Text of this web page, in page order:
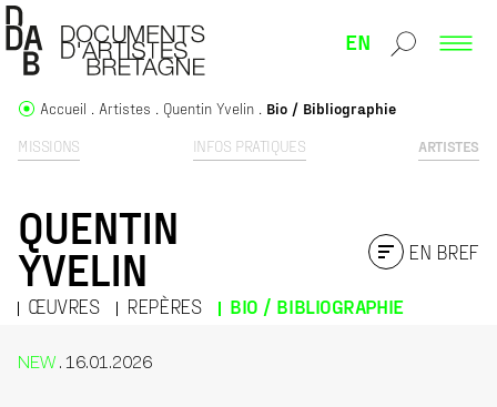
EN
MISSIONS INFOS PRATIQUES ARTISTES
Accueil Artistes Quentin Yvelin Bio / Bibliographie
QUENTIN
YVELIN
ŒUVRES REPÈRES BIO / BIBLIOGRAPHIE
EN BREF
NEW . 16.01.2026